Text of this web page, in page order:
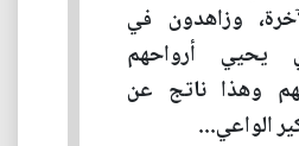
وزاهدون في
يحيي أرواحهم
وهذا ناتج عن
الواعي...